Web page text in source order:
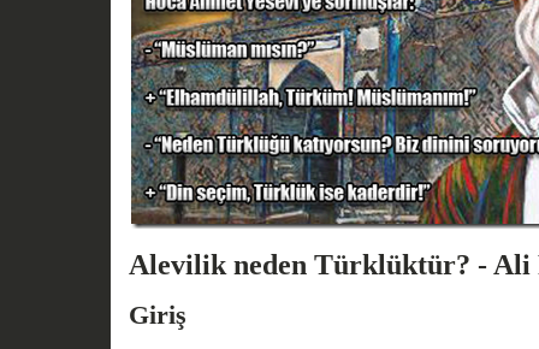
Alevilik neden Türklüktür? - Ali
Giriş